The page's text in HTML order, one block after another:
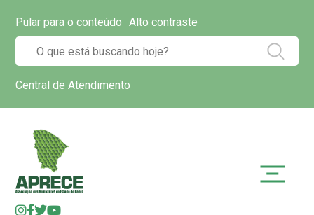
Pular para o conteúdo Alto contraste
Central de Atendimento